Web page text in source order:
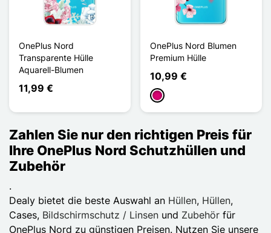
OnePlus Nord
Transparente Hülle
Aquarell-Blumen
11,99 €
OnePlus Nord Blumen
Premium Hülle
10,99 €
Magenta
Zahlen Sie nur den richtigen Preis für
Ihre OnePlus Nord Schutzhüllen und
Zubehör
.
Dealy bietet die beste Auswahl an Hüllen, Hüllen,
Cases, Bildschirmschutz / Linsen und Zubehör für
OnePlus Nord zu günstigen Preisen. Nutzen Sie unsere